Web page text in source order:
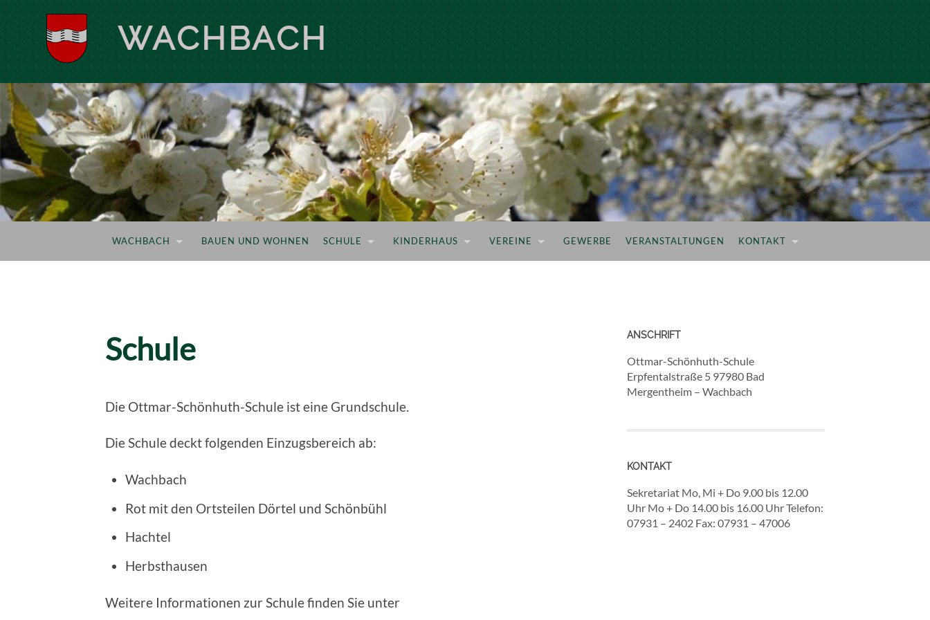
WACHBACH
WACHBACH BAUEN UND WOHNEN SCHULE KINDERHAUS VEREINE GEWERBE VERANSTALTUNGEN KONTAKT
Schule
Die Ottmar-Schönhuth-Schule ist eine Grundschule.
Die Schule deckt folgenden Einzugsbereich ab:
Wachbach
Rot mit den Ortsteilen Dörtel und Schönbühl
Hachtel
Herbsthausen
Weitere Informationen zur Schule finden Sie unter
ANSCHRIFT
Ottmar-Schönhuth-Schule
Erpfentalstraße 5 97980 Bad
Mergentheim – Wachbach
KONTAKT
Sekretariat Mo, Mi + Do 9.00 bis 12.00
Uhr Mo + Do 14.00 bis 16.00 Uhr Telefon:
07931 – 2402 Fax: 07931 – 47006